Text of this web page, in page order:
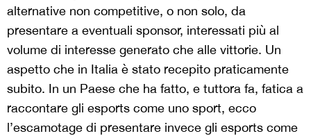
alternative non competitive, o non solo, da
presentare a eventuali sponsor, interessati più al
volume di interesse generato che alle vittorie. Un
aspetto che in Italia è stato recepito praticamente
subito. In un Paese che ha fatto, e tuttora fa, fatica a
raccontare gli esports come uno sport, ecco
l’escamotage di presentare invece gli esports come